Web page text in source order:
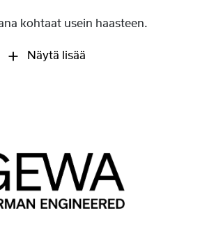
kohtaat usein haasteen.
Näytä lisää